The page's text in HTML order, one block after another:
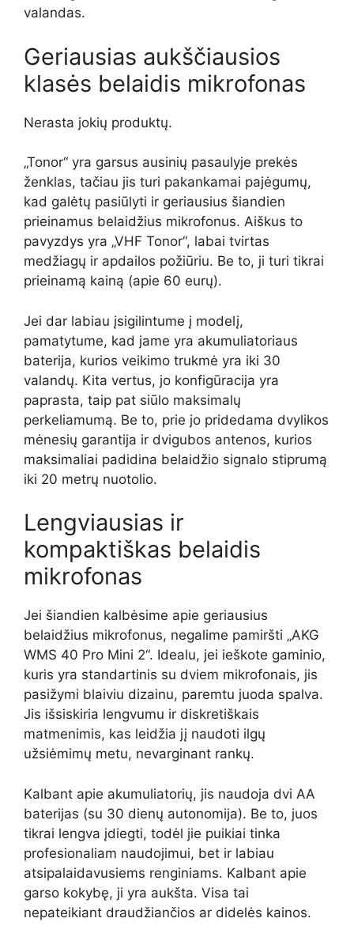
valandas.
Geriausias aukščiausios
klasės belaidis mikrofonas
Nerasta jokių produktų.
„Tonor“ yra garsus ausinių pasaulyje prekės
ženklas, tačiau jis turi pakankamai pajėgumų,
kad galėtų pasiūlyti ir geriausius šiandien
prieinamus belaidžius mikrofonus. Aiškus to
pavyzdys yra „VHF Tonor“, labai tvirtas
medžiagų ir apdailos požiūriu. Be to, ji turi tikrai
prieinamą kainą (apie 60 eurų).
Jei dar labiau įsigilintume į modelį,
pamatytume, kad jame yra akumuliatoriaus
baterija, kurios veikimo trukmė yra iki 30
valandų. Kita vertus, jo konfigūracija yra
paprasta, taip pat siūlo maksimalų
perkeliamumą. Be to, prie jo pridedama dvylikos
mėnesių garantija ir dvigubos antenos, kurios
maksimaliai padidina belaidžio signalo stiprumą
iki 20 metrų nuotolio.
Lengviausias ir
kompaktiškas belaidis
mikrofonas
Jei šiandien kalbėsime apie geriausius
belaidžius mikrofonus, negalime pamiršti „AKG
WMS 40 Pro Mini 2“. Idealu, jei ieškote gaminio,
kuris yra standartinis su dviem mikrofonais, jis
pasižymi blaiviu dizainu, paremtu juoda spalva.
Jis išsiskiria lengvumu ir diskretiškais
matmenimis, kas leidžia jį naudoti ilgų
užsiėmimų metu, nevarginant rankų.
Kalbant apie akumuliatorių, jis naudoja dvi AA
baterijas (su 30 dienų autonomija). Be to, juos
tikrai lengva įdiegti, todėl jie puikiai tinka
profesionaliam naudojimui, bet ir labiau
atsipalaidavusiems renginiams. Kalbant apie
garso kokybę, ji yra aukšta. Visa tai
nepateikiant draudžiančios ar didelės kainos.